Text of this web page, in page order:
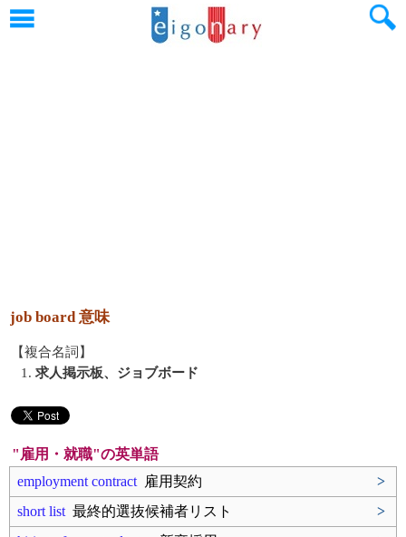
job board 意味
【複合名詞】
1. 求人掲示板、ジョブボード
"雇用・就職"の英単語
employment contract 雇用契約
>
short list 最終的選抜候補者リスト
>